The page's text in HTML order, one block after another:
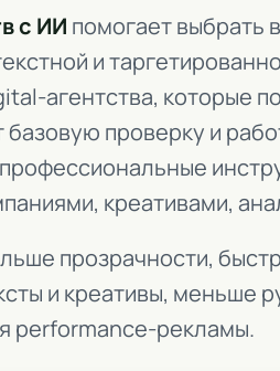
с ИИ помогает выбрать
и
агентства, которые
базовую проверку и
креативами,
прозрачности,
и креативы, меньше
performance-рекламы.